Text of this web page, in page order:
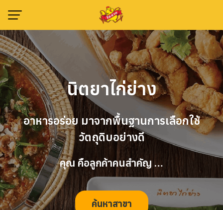
content
นิตยาไก่ย่าง
อาหารอร่อย มาจากพื้นฐานการเลือกใช้
วัตถุดิบอย่างดี
คุณ คือลูกค้าคนสำคัญ …
ค้นหาสาขา